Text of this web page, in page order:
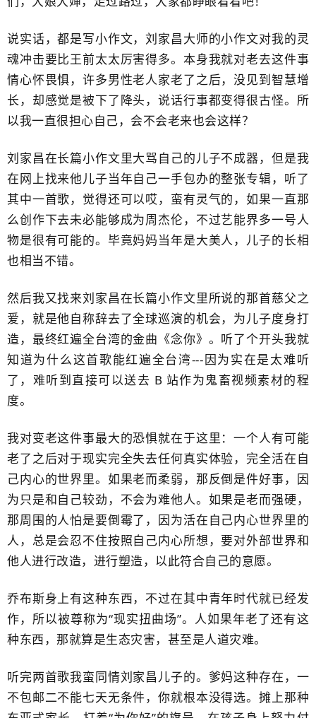
说实话，都是写小作文，刘家昌大师的小作文对我的灵
魂冲击要比王前太太厉害得多。本身我就对老去这件事
情心怀畏惧，许多男性老人家老了之后，没见到智慧增
长，却感觉是被下了降头，说话行事都变得很古怪。所
以我一直很担心自己，会不会老来也会这样？
刘家昌在长篇小作文里大骂自己的儿子不成器，但是我
在网上找来他儿子当年自己一手包办的整张专辑，听了
其中一首歌，觉得还可以哎，蛮有灵气的，如果一直那
么创作下去未必能够成为周杰伦，不过艺能界多一号人
物是很有可能的。毕竟妈妈当年是大美人，儿子的长相
也相当不错。
然后我又找来刘家昌在长篇小作文里所说的那首慈父之
爱，就是他自称辞去了全球巡演的机会，为儿子度身打
造，最终红遍全台湾的金曲《念你》。听了个开头我就
知道为什么这首歌能红遍全台湾---因为实在是太难听
了，难听到直接可以送去 B 站作为鬼畜视频素材的程
度。
我对变老这件事最大的恐惧就在于这里：一个人有可能
老了之后对于现实完全失去任何真实体验，完全活在自
己内心的世界里。如果老而柔弱，那反倒是件好事，因
为只是和自己较劲，不会为难他人。如果是老而强硬，
那周围的人怕是要倒霉了，因为活在自己内心世界里的
人，总是会忍不住按照自己内心所想，要对外部世界和
他人进行改造，进行塑造，以此符合自己的意愿。
乔布斯身上有这种东西，不过在其中青年时代就已经发
作，所以被尊称为“现实扭曲场”。人如果年老了还有这
种东西，那就算是生态灾害，甚至是人道灾难。
听完两首歌我蛮同情刘家昌儿子的。爹妈这种存在，一
不包邮二不能七天无条件，你就根本没得选。摊上那种